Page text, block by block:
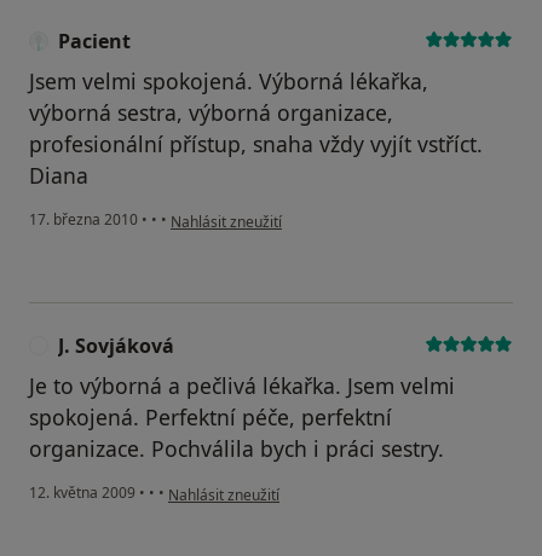
Pacient
Jsem velmi spokojená. Výborná lékařka,
výborná sestra, výborná organizace,
profesionální přístup, snaha vždy vyjít vstříct.
Diana
17. března 2010 • • • podle názoru uživatele Pacient
Nahlásit zneužití
J. Sovjáková
Je to výborná a pečlivá lékařka. Jsem velmi
spokojená. Perfektní péče, perfektní
organizace. Pochválila bych i práci sestry.
12. května 2009 • • • podle názoru uživatele J. Sovjáková
Nahlásit zneužití